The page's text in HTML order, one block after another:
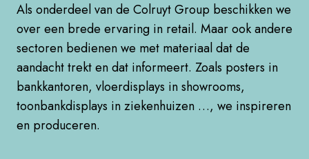
Als onderdeel van de Colruyt Group beschikken we
over een brede ervaring in retail. Maar ook andere
sectoren bedienen we met materiaal dat de
aandacht trekt en dat informeert. Zoals posters in
bankkantoren, vloerdisplays in showrooms,
toonbankdisplays in ziekenhuizen …, we inspireren
en produceren.